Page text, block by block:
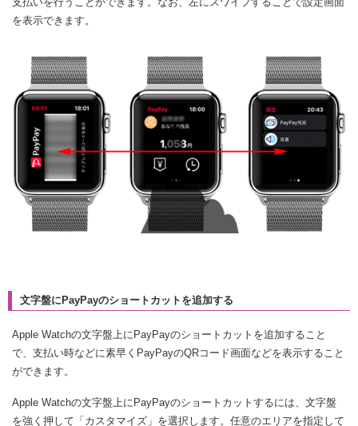
を表示できます。
文字盤にPayPayのショートカットを追加する
Apple Watchの文字盤上にPayPayのショートカットを追加すること
で、支払い時などに素早くPayPayのQRコード画面などを表示すること
ができます。
Apple Watchの文字盤上にPayPayのショートカットするには、文字盤
を強く押して「カスタマイズ」を選択します。任意のエリアを指定して